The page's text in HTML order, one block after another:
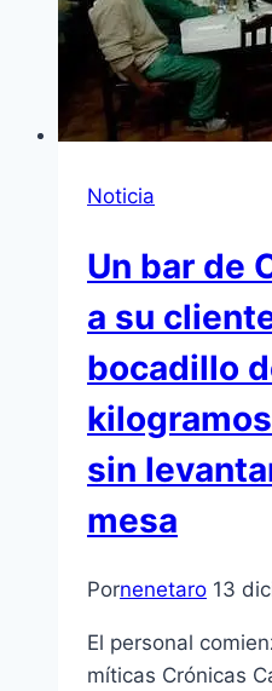
Noticia
Un bar de
a su
bocadillo
sin
mesa
Pornenetaro 13
El personal
míticas Crónicas